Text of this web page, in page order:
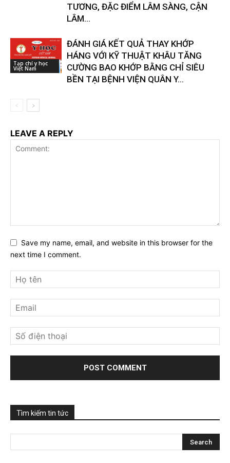
TƯƠNG, ĐẶC ĐIỂM LÂM SÀNG, CẬN
LÂM...
Tạp chí y học
Việt Nam
ĐÁNH GIÁ KẾT QUẢ THAY KHỚP
HÁNG VỚI KỸ THUẬT KHÂU TĂNG
CƯỜNG BAO KHỚP BẰNG CHỈ SIÊU
BỀN TẠI BỆNH VIỆN QUÂN Y...
LEAVE A REPLY
Save my name, email, and website in this browser for the
next time I comment.
Tìm kiếm tin tức